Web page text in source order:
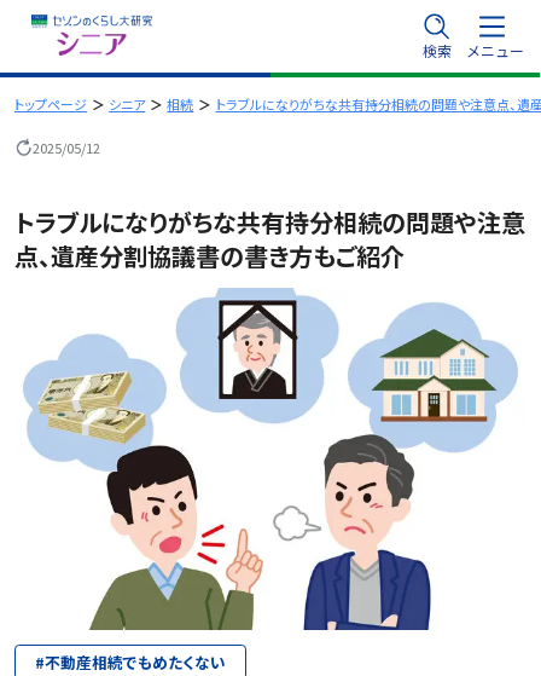
容
を
検索 メニュー
トップページ シニア 相続 トラブルになりがちな共有持分相続の問題や注意点、
2025/05/12
トラブルになりがちな共有持分相続の問題や注意
点、遺産分割協議書の書き方もご紹介
#不動産相続でもめたくない